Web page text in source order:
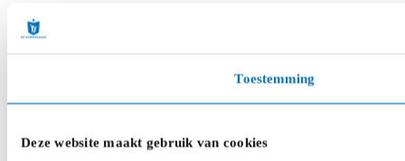
Toestemming
Deze website maakt gebruik van cookies